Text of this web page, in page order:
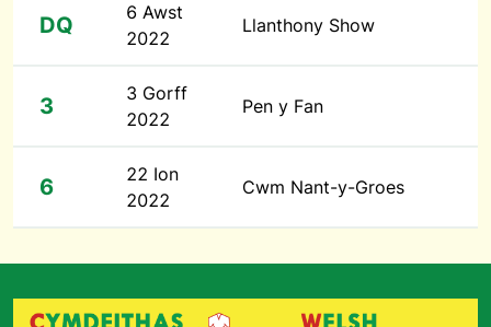
DQ
6 Awst
2022
Llanthony Show
3
3 Gorff
2022
Pen y Fan
6
22 Ion
2022
Cwm Nant-y-Groes